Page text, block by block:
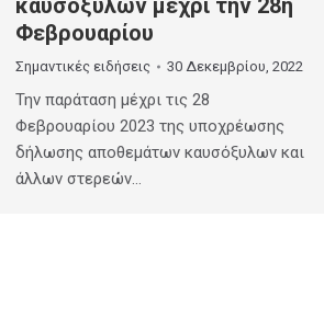
καυσόξυλων μέχρι την 28η
Φεβρουαρίου
Σημαντικές ειδήσεις 30 Δεκεμβρίου, 2022
Την παράταση μέχρι τις 28
Φεβρουαρίου 2023 της υποχρέωσης
δήλωσης αποθεμάτων καυσόξυλων και
άλλων στερεών…